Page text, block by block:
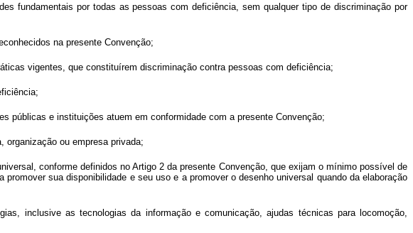
fundamentais por todas as pessoas com deficiência, sem qualquer tipo de discriminação por
na presente Convenção;
vigentes, que constituírem discriminação contra pessoas com deficiência;
públicas e instituições atuem em conformidade com a presente Convenção;
organização ou empresa privada;
conforme definidos no Artigo 2 da presente Convenção, que exijam o mínimo possível de
sua disponibilidade e seu uso e a promover o desenho universal quando da elaboração
inclusive as tecnologias da informação e comunicação, ajudas técnicas para locomoção,